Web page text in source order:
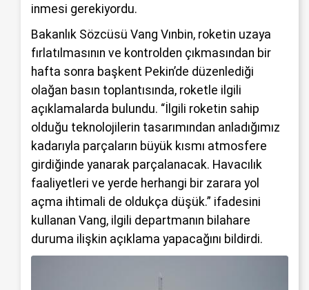
inmesi gerekiyordu.
Bakanlık Sözcüsü Vang Vınbin, roketin uzaya
fırlatılmasının ve kontrolden çıkmasından bir
hafta sonra başkent Pekin’de düzenlediği
olağan basın toplantısında, roketle ilgili
açıklamalarda bulundu. “İlgili roketin sahip
olduğu teknolojilerin tasarımından anladığımız
kadarıyla parçaların büyük kısmı atmosfere
girdiğinde yanarak parçalanacak. Havacılık
faaliyetleri ve yerde herhangi bir zarara yol
açma ihtimali de oldukça düşük.” ifadesini
kullanan Vang, ilgili departmanın bilahare
duruma ilişkin açıklama yapacağını bildirdi.